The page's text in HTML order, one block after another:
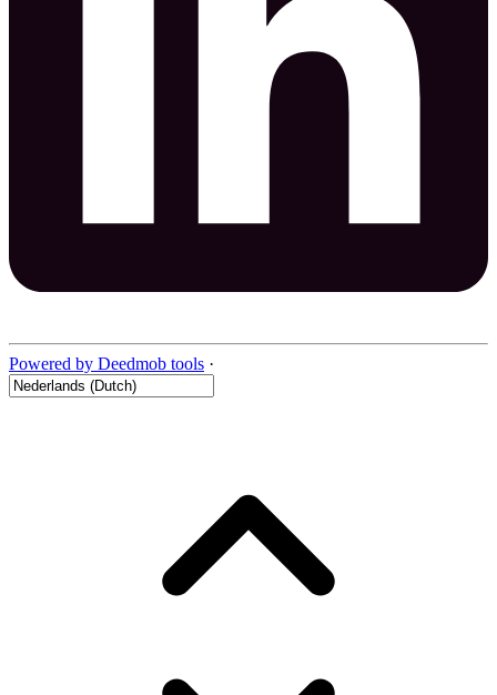
Powered by Deedmob tools ·